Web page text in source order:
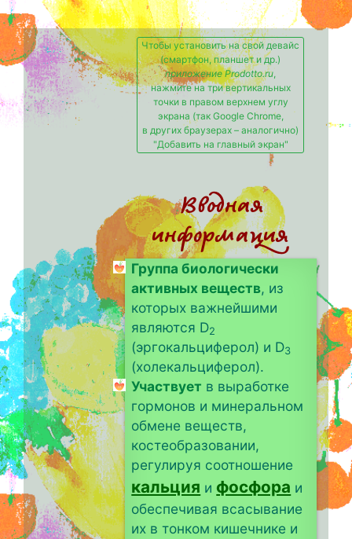
Чтобы установить на свой девайс
(смартфон, планшет и др.)
приложение Prodotto.ru,
нажмите на три вертикальных
точки в правом верхнем углу
экрана (так Google Chrome,
в других браузерах – аналогично)
"Добавить на главный экран"
Вводная
информация
Группа биологически
активных веществ, из
которых важнейшими
являются D2
(эргокальциферол) и D3
(холекальциферол).
Участвует в выработке
гормонов и минеральном
обмене веществ,
костеобразовании,
регулируя соотношение
кальция ифосфора и
обеспечивая всасывание
их в тонком кишечнике и